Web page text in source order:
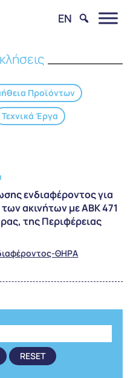
EN
Προϊόντων
Τεχνικά Έργα
ενδιαφέροντος για
ακινήτων με ΑΒΚ 471
της Περιφέρειας
ΘΗΡΑ